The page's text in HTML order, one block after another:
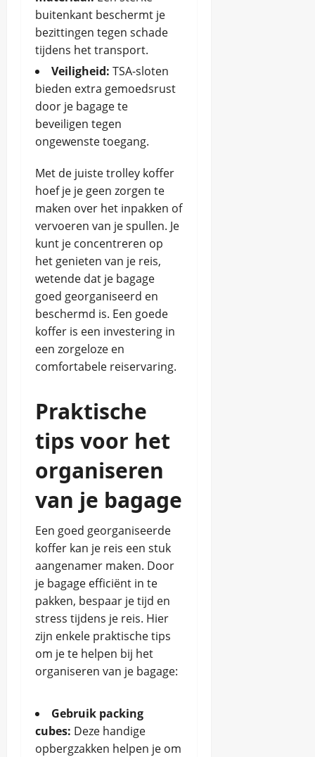
buitenkant beschermt je
bezittingen tegen schade
tijdens het transport.
Veiligheid: TSA-sloten
bieden extra gemoedsrust
door je bagage te
beveiligen tegen
ongewenste toegang.
Met de juiste trolley koffer
hoef je je geen zorgen te
maken over het inpakken of
vervoeren van je spullen. Je
kunt je concentreren op
het genieten van je reis,
wetende dat je bagage
goed georganiseerd en
beschermd is. Een goede
koffer is een investering in
een zorgeloze en
comfortabele reiservaring.
Praktische
tips voor het
organiseren
van je bagage
Een goed georganiseerde
koffer kan je reis een stuk
aangenamer maken. Door
je bagage efficiënt in te
pakken, bespaar je tijd en
stress tijdens je reis. Hier
zijn enkele praktische tips
om je te helpen bij het
organiseren van je bagage:
Gebruik packing
cubes: Deze handige
opbergzakken helpen je om